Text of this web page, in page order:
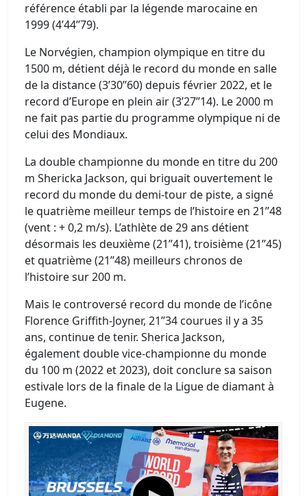
référence établi par la légende marocaine en
1999 (4’44’’79).
Le Norvégien, champion olympique en titre du
1500 m, détient déjà le record du monde en salle
de la distance (3’30’’60) depuis février 2022, et le
record d’Europe en plein air (3’27’’14). Le 2000 m
ne fait pas partie du programme olympique ni de
celui des Mondiaux.
La double championne du monde en titre du 200
m Shericka Jackson, qui briguait ouvertement le
record du monde du demi-tour de piste, a signé
le quatrième meilleur temps de l’histoire en 21’’48
(vent : + 0,2 m/s). L’athlète de 29 ans détient
désormais les deuxième (21’’41), troisième (21’’45)
et quatrième (21’’48) meilleurs chronos de
l’histoire sur 200 m.
Mais le controversé record du monde de l’icône
Florence Griffith-Joyner, 21’’34 courues il y a 35
ans, continue de tenir. Sherica Jackson,
également double vice-championne du monde
du 100 m (2022 et 2023), doit conclure sa saison
estivale lors de la finale de la Ligue de diamant à
Eugene.